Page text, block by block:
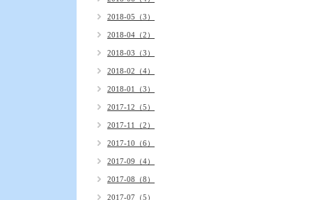
2018-05（3）
2018-04（2）
2018-03（3）
2018-02（4）
2018-01（3）
2017-12（5）
2017-11（2）
2017-10（6）
2017-09（4）
2017-08（8）
2017-07（5）